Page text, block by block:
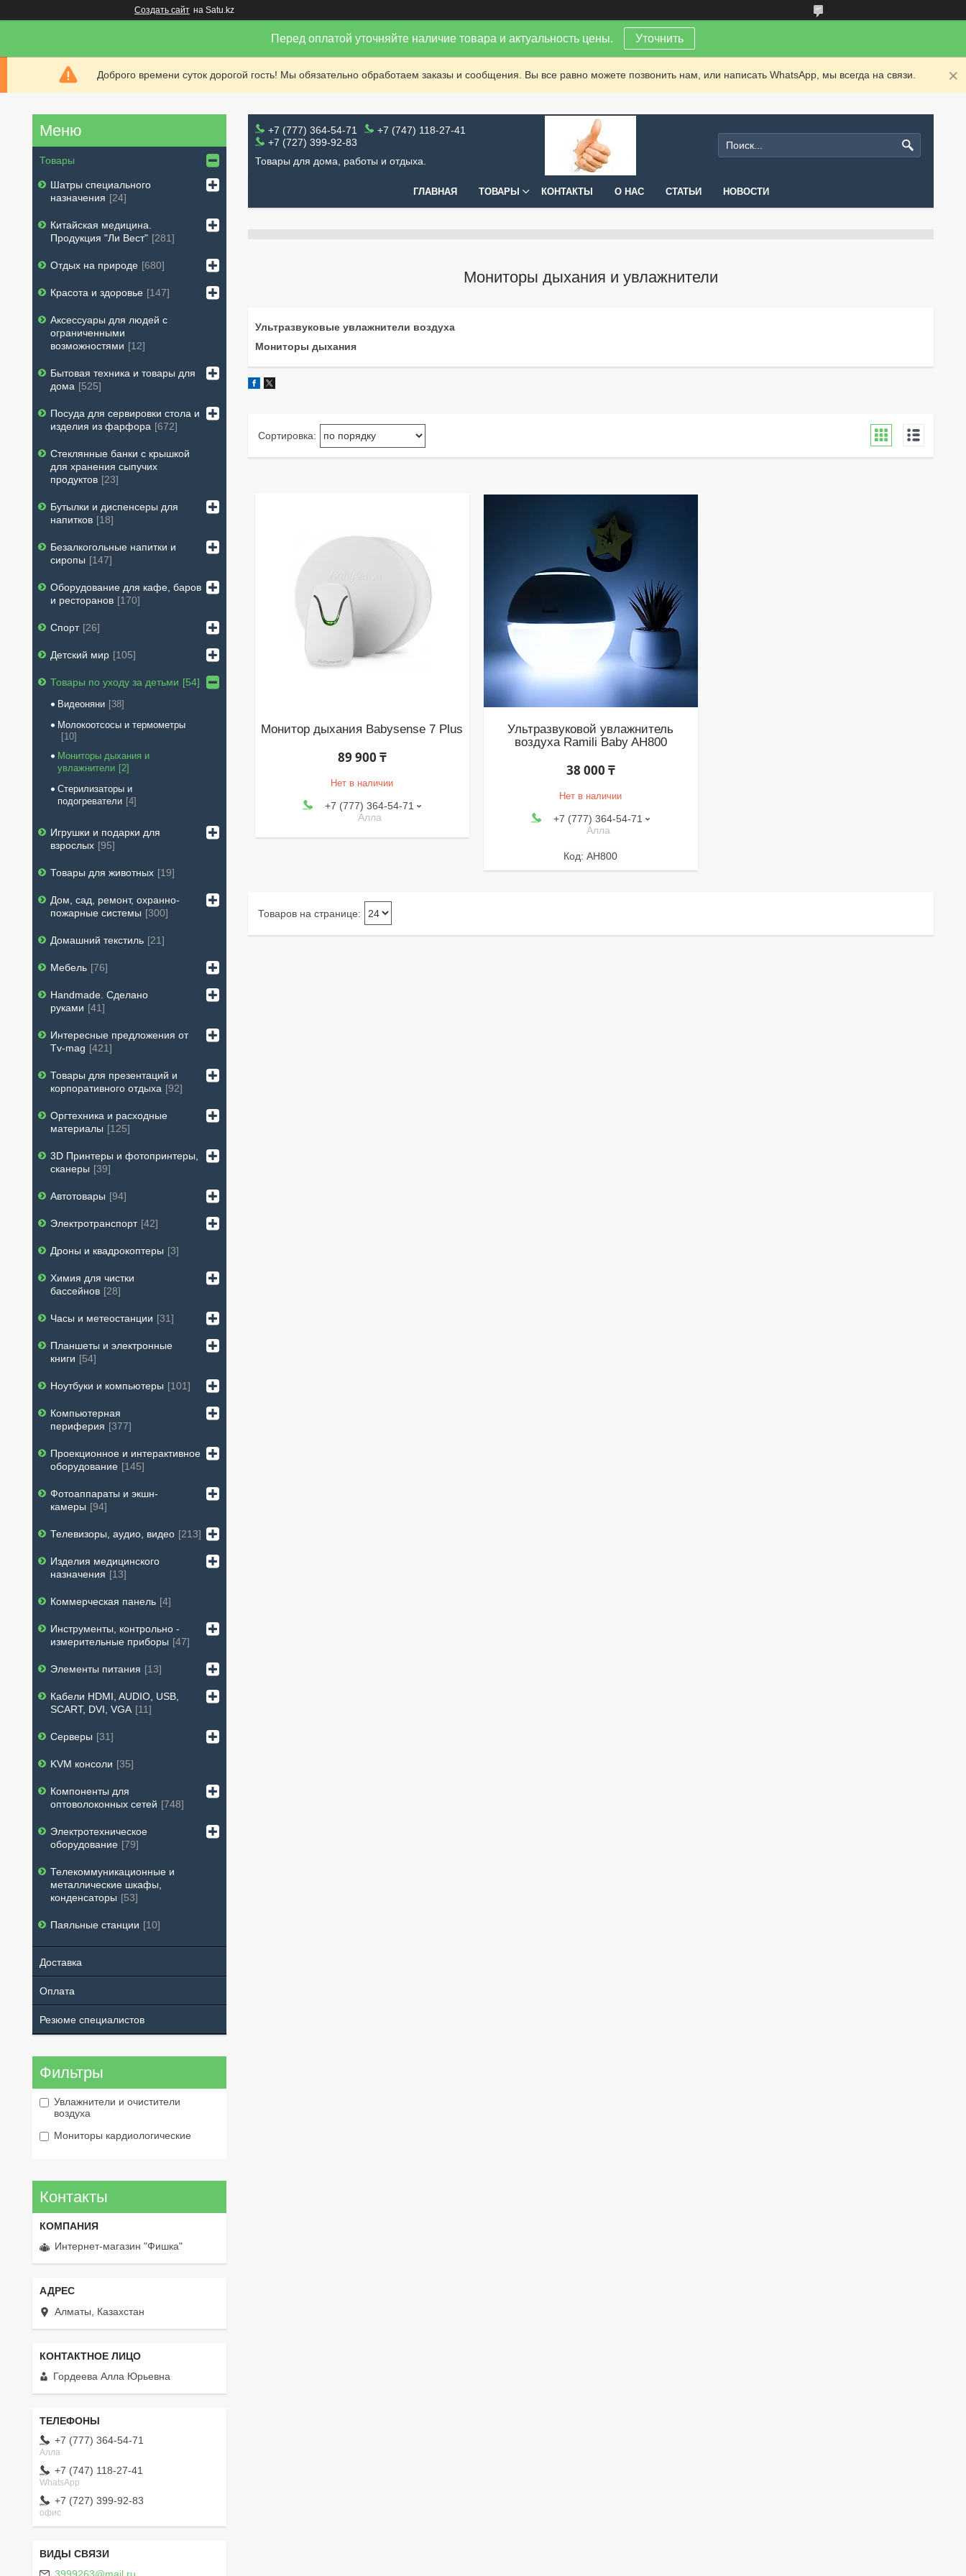
Создать сайт на Satu.kz
Перед оплатой уточняйте наличие товара и актуальность цены. Уточнить
Доброго времени суток дорогой гость! Мы обязательно обработаем заказы и сообщения. Вы все равно можете позвонить нам, или написать WhatsApp, мы всегда на связи.
+7 (777) 364-54-71
+7 (747) 118-27-41
+7 (727) 399-92-83
Товары для дома, работы и отдыха.
ГЛАВНАЯ ТОВАРЫ КОНТАКТЫ О НАС СТАТЬИ НОВОСТИ
Мониторы дыхания и увлажнители
Ультразвуковые увлажнители воздуха
Мониторы дыхания
Монитор дыхания Babysense 7 Plus
89 900 ₸
Нет в наличии
+7 (777) 364-54-71
Алла
Ультразвуковой увлажнитель
воздуха Ramili Baby AH800
38 000 ₸
Нет в наличии
+7 (777) 364-54-71
Алла
AH800
Товары
Шатры специального
назначения
24
Китайская медицина.
Продукция "Ли Вест" 281
Отдых на природе 680
Красота и здоровье 147
Аксессуары для людей с
ограниченными
возможностями
12
Бытовая техника и товары для
дома
525
Посуда для сервировки стола и
изделия из фарфора 672
Стеклянные банки с крышкой
для хранения сыпучих
продуктов 23
Бутылки и диспенсеры для
напитков
18
Безалкогольные напитки и
сиропы
147
Оборудование для кафе, баров
и ресторанов
170
Спорт 26
Детский мир 105
Товары по уходу за детьми 54
Видеоняни
38
Молокоотсосы и термометры
10
Мониторы дыхания и
увлажнители 2
Стерилизаторы и
подогреватели 4
Игрушки и подарки для
взрослых 95
Товары для животных 19
Дом, сад, ремонт, охранно-
пожарные системы
300
Домашний текстиль 21
Мебель 76
Handmade. Сделано
руками
41
Интересные предложения от
Tv-mag
421
Товары для презентаций и
корпоративного отдыха 92
Оргтехника и расходные
материалы
125
3D Принтеры и фотопринтеры,
сканеры
39
Автотовары 94
Электротранспорт 42
Дроны и квадрокоптеры 3
Химия для чистки
бассейнов 28
Часы и метеостанции 31
Планшеты и электронные
книги
54
Ноутбуки и компьютеры 101
Компьютерная
периферия
377
Проекционное и интерактивное
оборудование
145
Фотоаппараты и экшн-
камеры
94
Телевизоры, аудио, видео 213
Изделия медицинского
назначения
13
Коммерческая панель 4
Инструменты, контрольно -
измерительные приборы
47
Элементы питания 13
Кабели HDMI, AUDIO, USB,
SCART, DVI, VGA
11
Серверы 31
KVM консоли 35
Компоненты для
оптоволоконных сетей
748
Электротехническое
оборудование 79
Телекоммуникационные и
металлические шкафы,
конденсаторы
53
Паяльные станции 10
Доставка
Оплата
Резюме специалистов
Фильтры
Увлажнители и очистители
воздуха
Мониторы кардиологические
Контакты
Интернет-магазин "Фишка"
Алматы, Казахстан
Гордеева Алла Юрьевна
+7 (777) 364-54-71
Алла
+7 (747) 118-27-41
WhatsApp
+7 (727) 399-92-83
офис